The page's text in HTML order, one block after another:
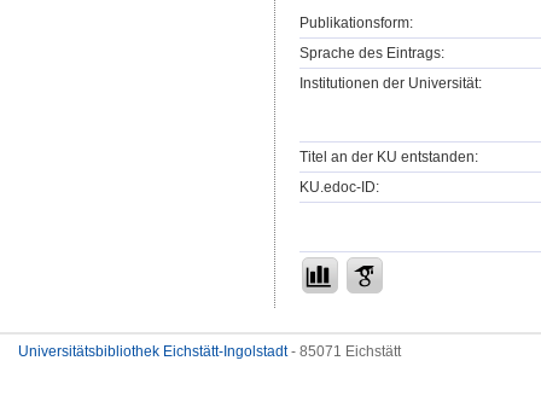
Publikationsform:
Sprache des Eintrags:
Institutionen der Universität:
Titel an der KU entstanden:
KU.edoc-ID:
Universitätsbibliothek Eichstätt-Ingolstadt- 85071 Eichstätt